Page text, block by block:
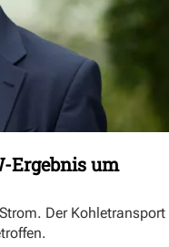
Ergebnis um
Der Kohletransport